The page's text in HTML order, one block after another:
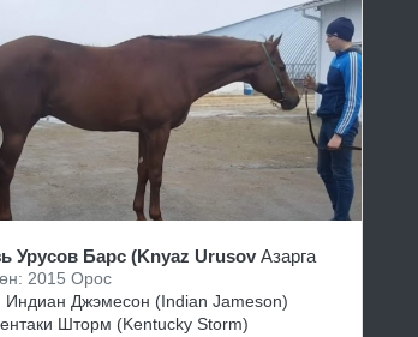
Урусов Барс (Knyaz Urusov Азарга
2015 Орос
Индиaн Джэмеcoн (Indian Jameson)
Штоpм (Kentucky Storm)